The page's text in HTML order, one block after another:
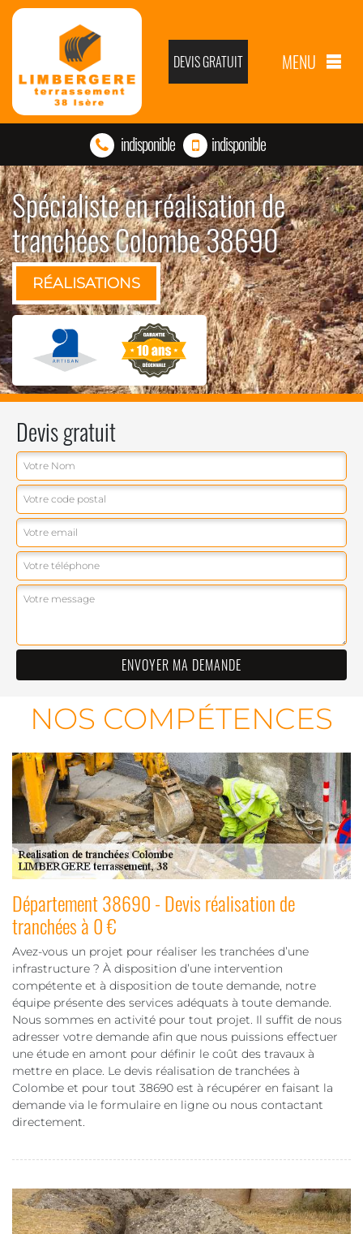
DEVIS GRATUIT MENU
indisponible indisponible
Spécialiste en réalisation de
tranchées Colombe 38690
RÉALISATIONS
Devis gratuit
NOS COMPÉTENCES
Département 38690 - Devis réalisation de
tranchées à 0 €
Avez-vous un projet pour réaliser les tranchées d’une
infrastructure ? À disposition d’une intervention
compétente et à disposition de toute demande, notre
équipe présente des services adéquats à toute demande.
Nous sommes en activité pour tout projet. Il suffit de nous
adresser votre demande afin que nous puissions effectuer
une étude en amont pour définir le coût des travaux à
mettre en place. Le devis réalisation de tranchées à
Colombe et pour tout 38690 est à récupérer en faisant la
demande via le formulaire en ligne ou nous contactant
directement.